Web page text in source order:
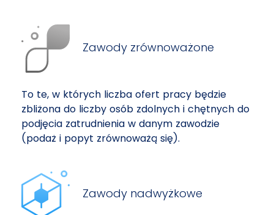
Zawody zrównoważone
To te, w których liczba ofert pracy będzie
zbliżona do liczby osób zdolnych i chętnych do
podjęcia zatrudnienia w danym zawodzie
(podaż i popyt zrównoważą się).
Zawody nadwyżkowe